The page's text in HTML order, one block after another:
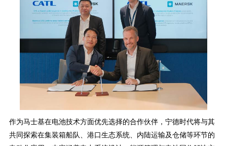
作为马士基在电池技术方面优先选择的合作伙伴，宁德时代将与其
共同探索在集装箱船队、港口生态系统、内陆运输及仓储等环节的